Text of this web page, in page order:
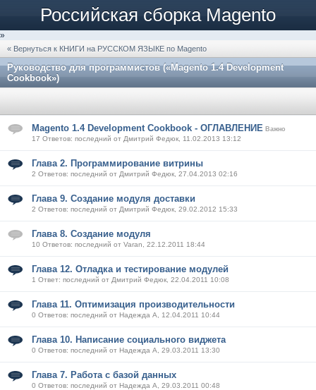
Российская сборка Magento
»
« Вернуться к КНИГИ на РУССКОМ ЯЗЫКЕ по Magento
Руководство для программистов («Magento 1.4 Development
Cookbook»)
Magento 1.4 Development Cookbook - ОГЛАВЛЕНИЕ Важно
17 Ответов: последний от Дмитрий Федюк, 11.02.2013 13:12
Глава 2. Программирование витрины
2 Ответов: последний от Дмитрий Федюк, 27.04.2013 02:16
Глава 9. Создание модуля доставки
2 Ответов: последний от Дмитрий Федюк, 29.02.2012 15:33
Глава 8. Создание модуля
10 Ответов: последний от Varan, 22.12.2011 18:44
Глава 12. Отладка и тестирование модулей
1 Ответ: последний от Дмитрий Федюк, 22.04.2011 10:08
Глава 11. Оптимизация производительности
0 Ответов: последний от Надежда А, 12.04.2011 10:44
Глава 10. Написание социального виджета
0 Ответов: последний от Надежда А, 29.03.2011 13:30
Глава 7. Работа с базой данных
0 Ответов: последний от Надежда А, 29.03.2011 00:48